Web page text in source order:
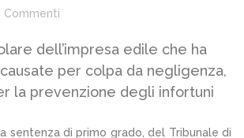
Commenti
dell’impresa edile che ha
per colpa da negligenza,
la prevenzione degli infortuni
sentenza di primo grado, del Tribunale di